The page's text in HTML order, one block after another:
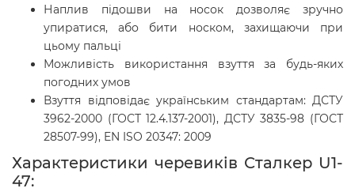
Наплив підошви на носок дозволяє зручно
упиратися, або бити носком, захищаючи при
цьому пальці
Можливість використання взуття за будь-яких
погодних умов
Взуття відповідає українським стандартам: ДСТУ
3962-2000 (ГОСТ 12.4.137-2001), ДСТУ 3835-98 (ГОСТ
28507-99), EN ISO 20347: 2009
Характеристики черевиків Сталкер U1-
47: